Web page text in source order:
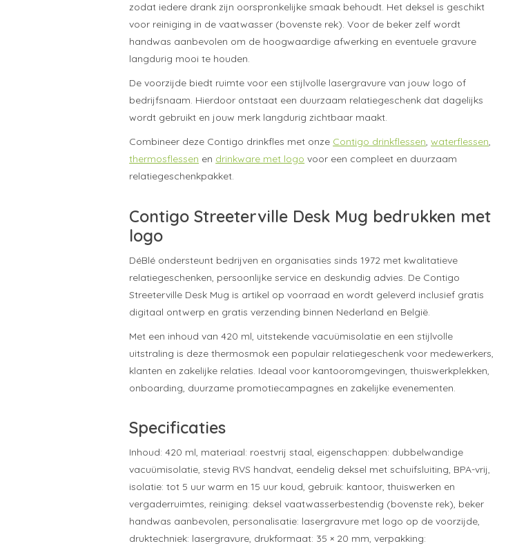
zodat iedere drank zijn oorspronkelijke smaak behoudt. Het deksel is geschikt
voor reiniging in de vaatwasser (bovenste rek). Voor de beker zelf wordt
handwas aanbevolen om de hoogwaardige afwerking en eventuele gravure
langdurig mooi te houden.
De voorzijde biedt ruimte voor een stijlvolle lasergravure van jouw logo of
bedrijfsnaam. Hierdoor ontstaat een duurzaam relatiegeschenk dat dagelijks
wordt gebruikt en jouw merk langdurig zichtbaar maakt.
Combineer deze Contigo drinkfles met onze Contigo drinkflessen,waterflessen,
thermosflessen en drinkware met logo voor een compleet en duurzaam
relatiegeschenkpakket.
Contigo Streeterville Desk Mug bedrukken met
logo
DéBlé ondersteunt bedrijven en organisaties sinds 1972 met kwalitatieve
relatiegeschenken, persoonlijke service en deskundig advies. De Contigo
Streeterville Desk Mug is artikel op voorraad en wordt geleverd inclusief gratis
digitaal ontwerp en gratis verzending binnen Nederland en België.
Met een inhoud van 420 ml, uitstekende vacuümisolatie en een stijlvolle
uitstraling is deze thermosmok een populair relatiegeschenk voor medewerkers,
klanten en zakelijke relaties. Ideaal voor kantooromgevingen, thuiswerkplekken,
onboarding, duurzame promotiecampagnes en zakelijke evenementen.
Specificaties
Inhoud: 420 ml, materiaal: roestvrij staal, eigenschappen: dubbelwandige
vacuümisolatie, stevig RVS handvat, eendelig deksel met schuifsluiting, BPA-vrij,
isolatie: tot 5 uur warm en 15 uur koud, gebruik: kantoor, thuiswerken en
vergaderruimtes, reiniging: deksel vaatwasserbestendig (bovenste rek), beker
handwas aanbevolen, personalisatie: lasergravure met logo op de voorzijde,
druktechniek: lasergravure, drukformaat: 35 × 20 mm, verpakking: